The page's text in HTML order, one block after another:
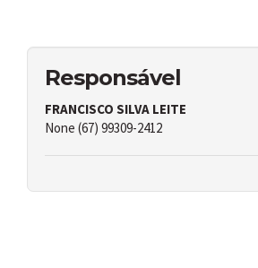
Responsável
FRANCISCO SILVA LEITE
None (67) 99309-2412